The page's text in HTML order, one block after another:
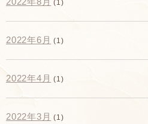
(1)
2022年6月 (1)
2022年4月 (1)
2022年3月 (1)